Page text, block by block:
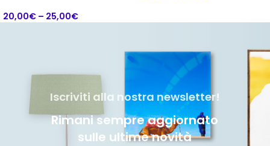
20,00€ – 25,00€
Iscriviti alla nostra newsletter!
Rimani sempre aggiornato
sulle ultime novità